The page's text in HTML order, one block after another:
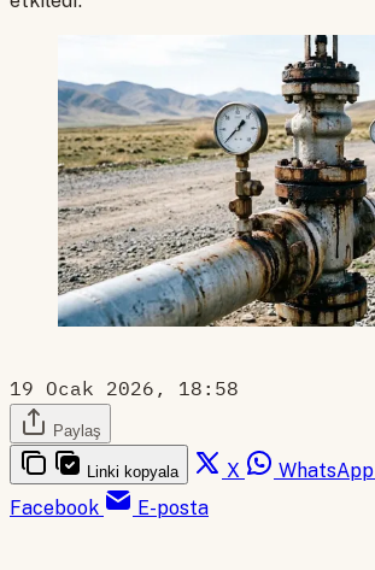
19 Ocak 2026, 18:58
Paylaş
Linki kopyala X WhatsApp
Facebook
E-posta